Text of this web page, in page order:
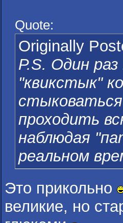
Quote:
Originally
Р.S. Один
"квикстык"
проходить
наблюдая
реальном
Это прикольно
великие, но